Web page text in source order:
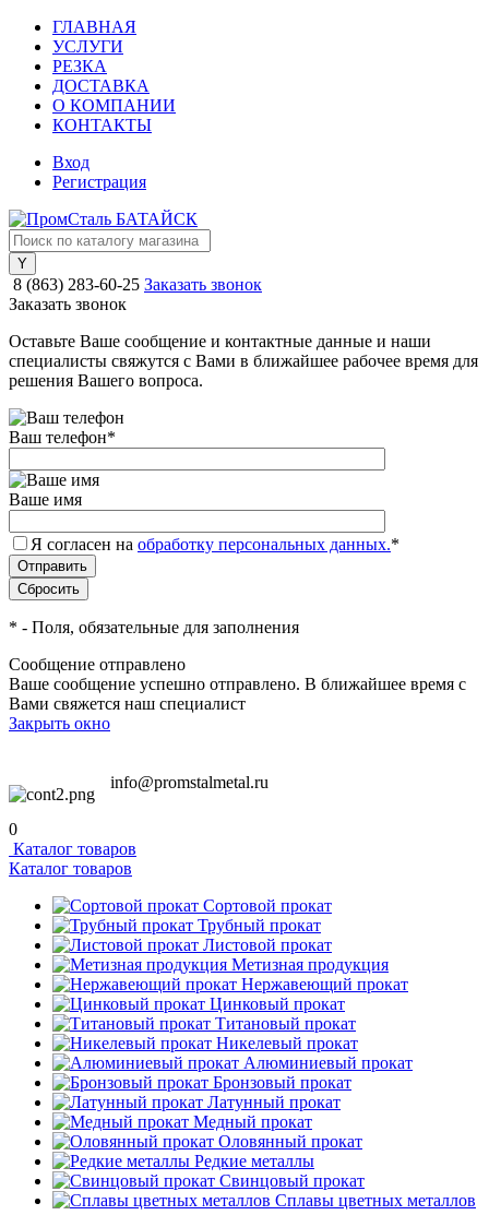
ГЛАВНАЯ
УСЛУГИ
РЕЗКА
ДОСТАВКА
О КОМПАНИИ
КОНТАКТЫ
Вход
Регистрация
8 (863) 283-60-25 Заказать звонок
Заказать звонок
Оставьте Ваше сообщение и контактные данные и наши
специалисты свяжутся с Вами в ближайшее рабочее время для
решения Вашего вопроса.
Ваш телефон*
Ваше имя
Я согласен на обработку персональных данных.*
* - Поля, обязательные для заполнения
Сообщение отправлено
Ваше сообщение успешно отправлено. В ближайшее время с
Вами свяжется наш специалист
Закрыть окно
info@promstalmetal.ru
0
Каталог товаров
Каталог товаров
Сортовой прокат
Трубный прокат
Листовой прокат
Метизная продукция
Нержавеющий прокат
Цинковый прокат
Титановый прокат
Никелевый прокат
Алюминиевый прокат
Бронзовый прокат
Латунный прокат
Медный прокат
Оловянный прокат
Редкие металлы
Свинцовый прокат
Сплавы цветных металлов